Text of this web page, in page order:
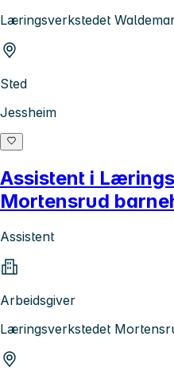
Læringsverkstedet
Sted
Jessheim
Assistent i
Mortensrud
Assistent
Arbeidsgiver
Læringsverkstedet